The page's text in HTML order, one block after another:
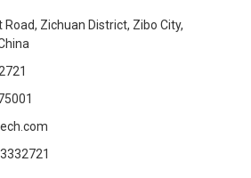
Road, Zichuan District, Zibo City,